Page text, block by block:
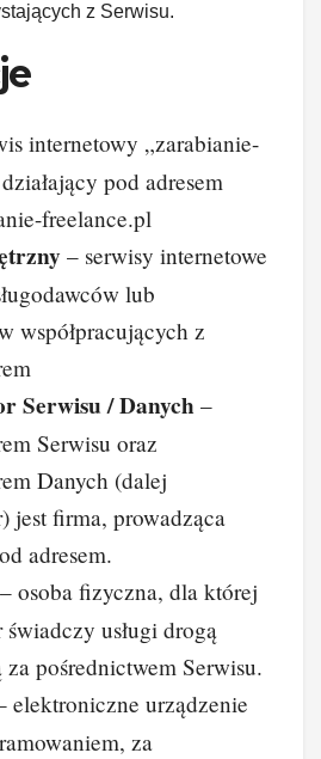
z Serwisu.
internetowy „zarabianie-
pod adresem
freelance.pl
– serwisy internetowe
lub
współpracujących z
Serwisu / Danych –
Serwisu oraz
Danych (dalej
jest firma, prowadząca
adresem.
– osoba fizyczna, dla której
usługi drogą
pośrednictwem Serwisu.
elektroniczne urządzenie
za